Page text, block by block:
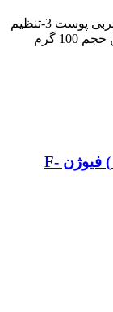
1-پاک کننده و لایه بردار ملایم پوست 2-کنترل چربی پوست 3-تنظیم
کوکتل ضد لک و روشن کننده ( رادیانس ) فیوژن F-